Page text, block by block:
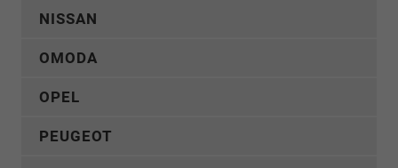
NISSAN
OMODA
OPEL
PEUGEOT